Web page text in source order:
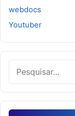
webdocs
Youtuber